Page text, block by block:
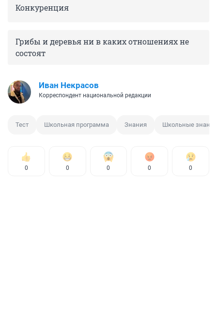
Конкуренция
Грибы и деревья ни в каких отношениях не
состоят
Иван Некрасов
Корреспондент национальной редакции
Тест Школьная программа Знания Школьные знания
0 0 0 0 0